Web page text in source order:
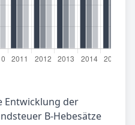
Entwicklung der
B-Hebesätze